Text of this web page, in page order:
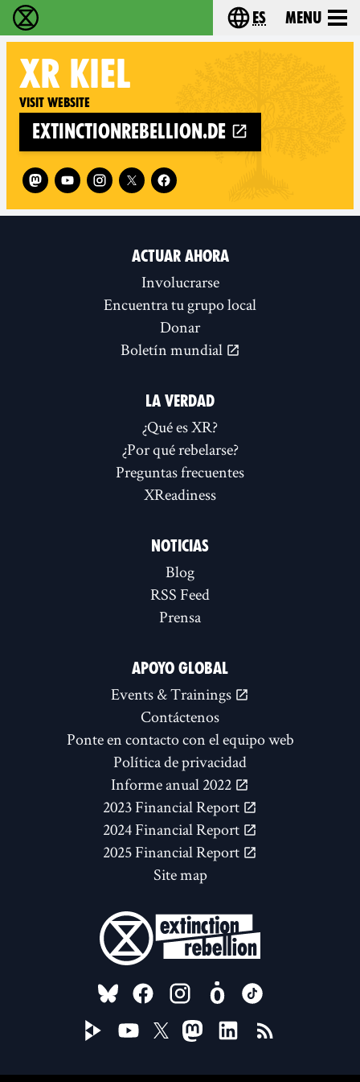
extinction rebellion - Home Choose your
es Menu
XR KIEL
Visit website
extinctionrebellion.de
Follow XR Kiel on
ACTUAR AHORA
Involucrarse
Encuentra tu grupo local
Donar
Boletín mundial
LA VERDAD
¿Qué es XR?
¿Por qué rebelarse?
Preguntas frecuentes
XReadiness
NOTICIAS
Blog
RSS Feed
Prensa
APOYO GLOBAL
Events & Trainings
Contáctenos
Ponte en contacto con el equipo web
Política de privacidad
Informe anual 2022
2023 Financial Report
2024 Financial Report
2025 Financial Report
Site map
FOLLOW US ON